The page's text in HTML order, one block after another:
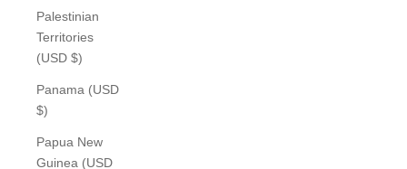
Palestinian
Territories
(USD $)
Panama (USD
$)
Papua New
Guinea (USD